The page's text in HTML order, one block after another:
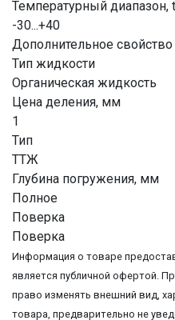
Температурный диапазон,
-30...+40
Дополнительное свойство
Тип жидкости
Органическая жидкость
Цена деления, мм
1
Тип
ТТЖ
Глубина погружения, мм
Полное
Поверка
Поверка
Информация о товаре
является публичной офертой.
право изменять внешний вид,
товара, предварительно не